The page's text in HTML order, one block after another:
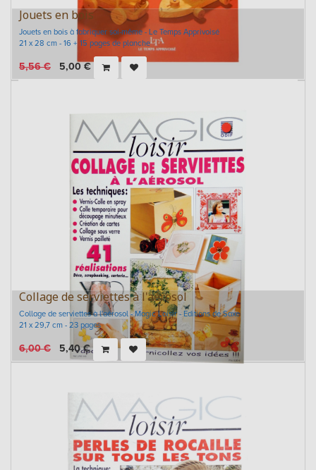
Jouets en bois
Jouets en bois à fabriquer soi-même - Le Temps Apprivoisé
21 x 28 cm - 16 + 15 pages de planche
5,56€ 5,00 €
Collage de serviettes à l'aérosol
Collage de serviettes à l'aérosol - Magic Loisir - Editions de Saxe
21 x 29,7 cm - 23 pages
6,00€ 5,40€